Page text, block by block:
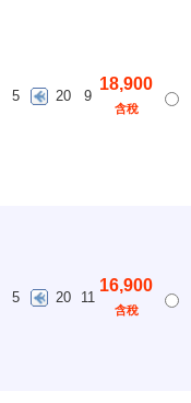
5 20 9
18,900
含稅
5 20 11
16,900
含稅